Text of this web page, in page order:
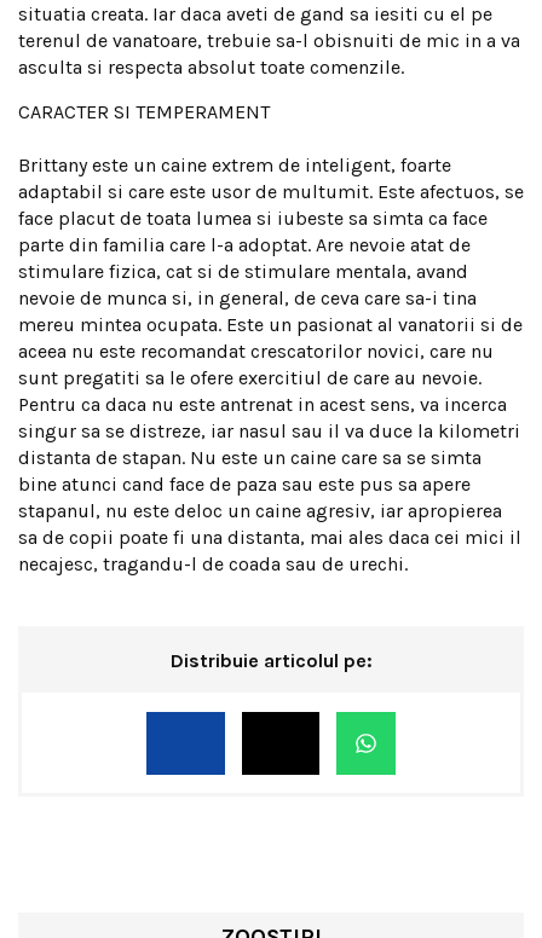
situatia creata. Iar daca aveti de gand sa iesiti cu el pe
terenul de vanatoare, trebuie sa-l obisnuiti de mic in a va
asculta si respecta absolut toate comenzile.
CARACTER SI TEMPERAMENT
Brittany este un caine extrem de inteligent, foarte
adaptabil si care este usor de multumit. Este afectuos, se
face placut de toata lumea si iubeste sa simta ca face
parte din familia care l-a adoptat. Are nevoie atat de
stimulare fizica, cat si de stimulare mentala, avand
nevoie de munca si, in general, de ceva care sa-i tina
mereu mintea ocupata. Este un pasionat al vanatorii si de
aceea nu este recomandat crescatorilor novici, care nu
sunt pregatiti sa le ofere exercitiul de care au nevoie.
Pentru ca daca nu este antrenat in acest sens, va incerca
singur sa se distreze, iar nasul sau il va duce la kilometri
distanta de stapan. Nu este un caine care sa se simta
bine atunci cand face de paza sau este pus sa apere
stapanul, nu este deloc un caine agresiv, iar apropierea
sa de copii poate fi una distanta, mai ales daca cei mici il
necajesc, tragandu-l de coada sau de urechi.
Distribuie articolul pe: